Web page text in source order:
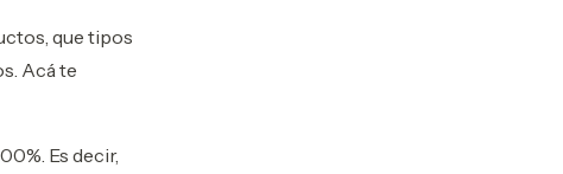
que tipos
Acá te
Es decir,